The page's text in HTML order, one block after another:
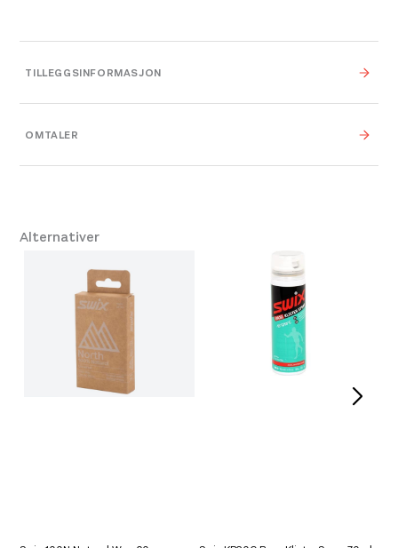
TILLEGGSINFORMASJON
0,000 × 0,000 × 0,000
Leverandør
OMTALER
Alternativer